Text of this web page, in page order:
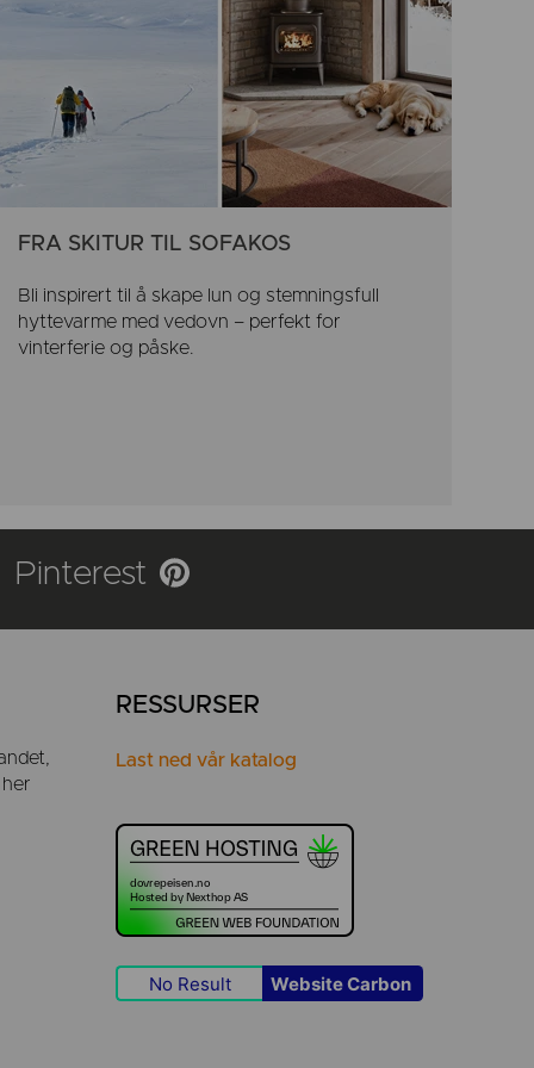
FRA SKITUR TIL SOFAKOS
Bli inspirert til å skape lun og stemningsfull
hyttevarme med vedovn – perfekt for
vinterferie og påske.
Pinterest
RESSURSER
Last ned vår katalog
No Result Website Carbon